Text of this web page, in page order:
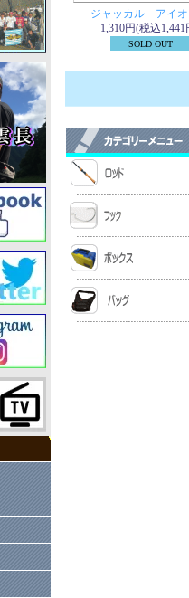
ジャッカル アイオ
1,310円(税込1,441
SOLD OUT